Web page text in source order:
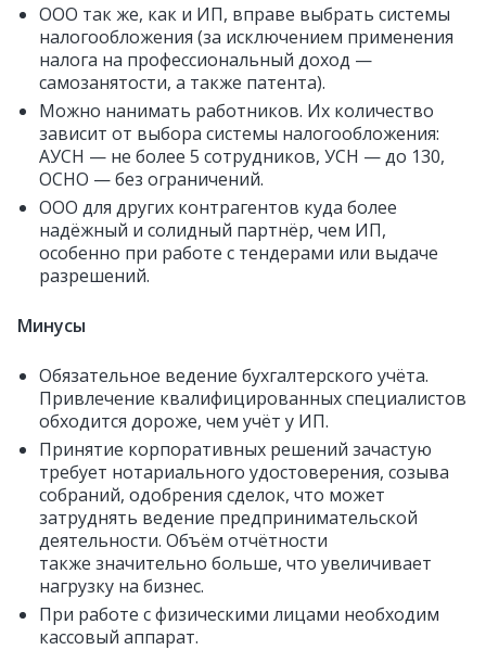
ООО так же, как и ИП, вправе выбрать системы
налогообложения (за исключением применения
налога на профессиональный доход —
самозанятости, а также патента).
Можно нанимать работников. Их количество
зависит от выбора системы налогообложения:
АУСН — не более 5 сотрудников, УСН — до 130,
ОСНО — без ограничений.
ООО для других контрагентов куда более
надёжный и солидный партнёр, чем ИП,
особенно при работе с тендерами или выдаче
разрешений.
Минусы
Обязательное ведение бухгалтерского учёта.
Привлечение квалифицированных специалистов
обходится дороже, чем учёт у ИП.
Принятие корпоративных решений зачастую
требует нотариального удостоверения, созыва
собраний, одобрения сделок, что может
затруднять ведение предпринимательской
деятельности. Объём отчётности
также значительно больше, что увеличивает
нагрузку на бизнес.
При работе с физическими лицами необходим
кассовый аппарат.